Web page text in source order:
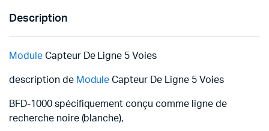
Description
ModuleCapteur De Ligne 5 Voies
description de Module Capteur De Ligne 5 Voies
BFD-1000 spécifiquement conçu comme ligne de
recherche noire (blanche),